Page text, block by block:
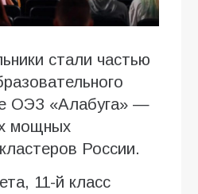
стали частью
ОЭЗ «Алабуга» —
мощных
России.
11-й класс